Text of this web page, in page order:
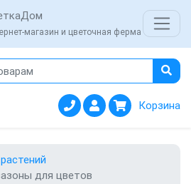
магазин и цветочная ферма
Корзина
для цветов